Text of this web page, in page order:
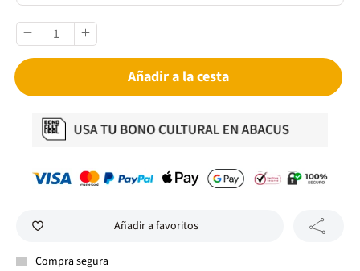
Añadir a la cesta
Añadir a favoritos
Compra segura